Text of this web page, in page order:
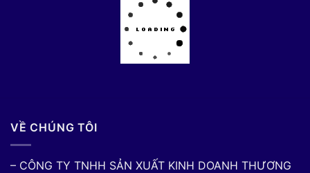
VỀ CHÚNG TÔI
– CÔNG TY TNHH SẢN XUẤT KINH DOANH THƯƠNG